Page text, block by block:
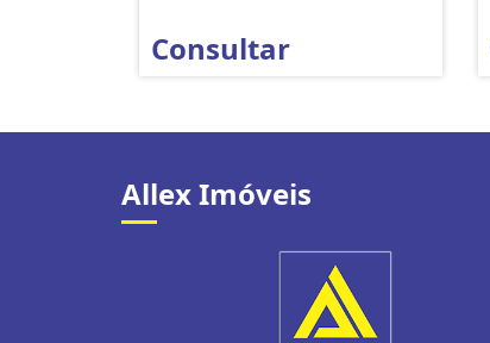
Consultar
Allex Imóveis